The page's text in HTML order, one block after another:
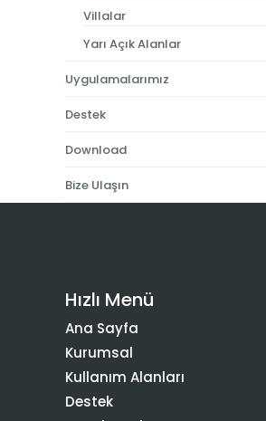
Villalar
Yarı Açık Alanlar
Uygulamalarımız
Destek
Download
Bize Ulaşın
Hızlı Menü
Ana Sayfa
Kurumsal
Kullanım Alanları
Destek